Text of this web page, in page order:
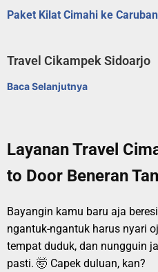
Paket Kilat Cimahi ke Caruban
Travel Cikampek Sidoarjo
Baca Selanjutnya
Layanan Travel
to Door Beneran
Bayangin kamu baru aja
ngantuk-ngantuk harus nyari
tempat duduk, dan nungguin
pasti. 🤯 Capek duluan, kan?